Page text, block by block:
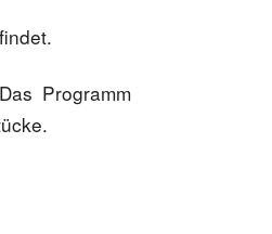
Programm